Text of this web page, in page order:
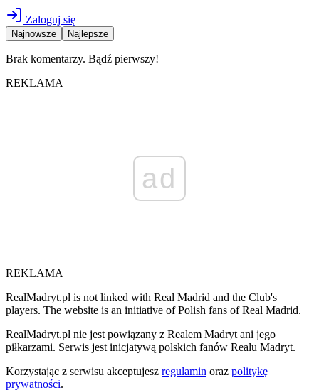
Zaloguj się
Najnowsze Najlepsze
Brak komentarzy. Bądź pierwszy!
REKLAMA
ad
REKLAMA
RealMadryt.pl is not linked with Real Madrid and the Club's
players. The website is an initiative of Polish fans of Real Madrid.
RealMadryt.pl nie jest powiązany z Realem Madryt ani jego
piłkarzami. Serwis jest inicjatywą polskich fanów Realu Madryt.
Korzystając z serwisu akceptujesz regulamin oraz politykę
prywatności.